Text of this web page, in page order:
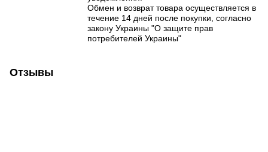
Обмен и возврат товара осуществляется в
течение 14 дней после покупки, согласно
закону Украины "О защите прав
потребителей Украины"
Отзывы